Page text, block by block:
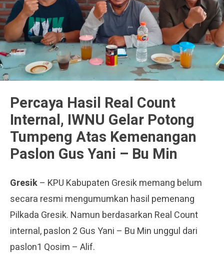
Percaya Hasil Real Count
Internal, IWNU Gelar Potong
Tumpeng Atas Kemenangan
Paslon Gus Yani – Bu Min
Gresik– KPU Kabupaten Gresik memang belum
secara resmi mengumumkan hasil pemenang
Pilkada Gresik. Namun berdasarkan Real Count
internal, paslon 2 Gus Yani – Bu Min unggul dari
paslon1 Qosim – Alif.